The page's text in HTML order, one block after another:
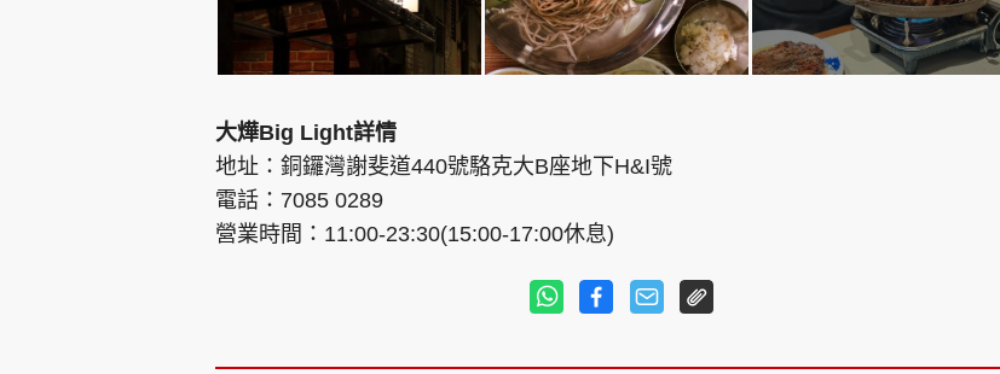
大燁Big Light詳情
地址：銅鑼灣謝斐道440號駱克大B座地下H&I號
電話：7085 0289
營業時間：11:00-23:30(15:00-17:00休息)